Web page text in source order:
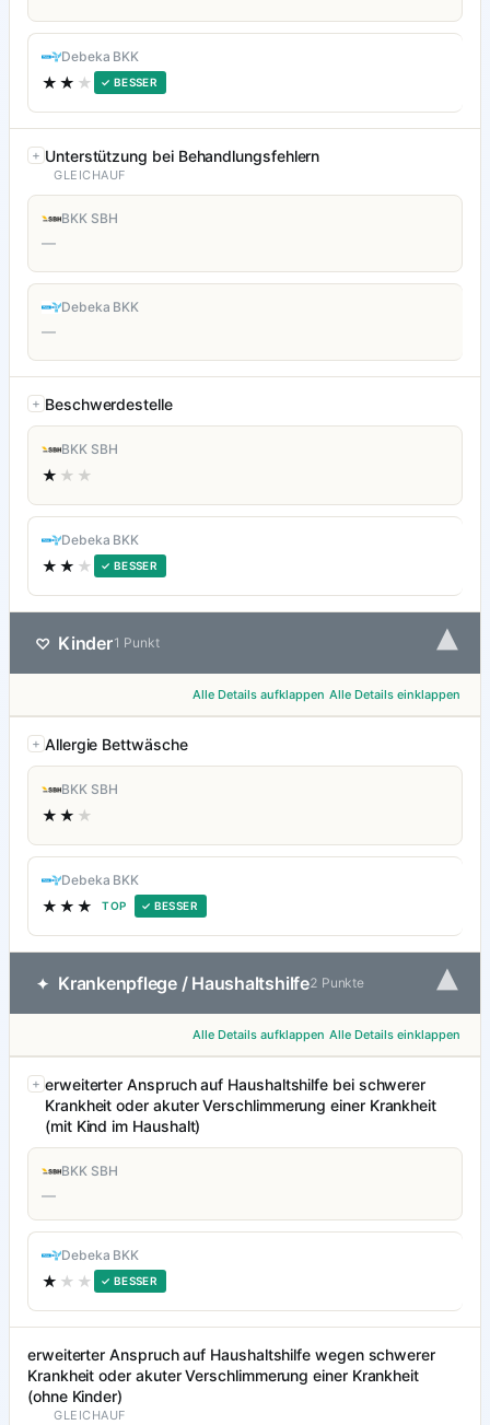
Debeka BKK
★★ ★ ✓ BESSER
Unterstützung bei Behandlungsfehlern
GLEICHAUF
BKK SBH
—
Debeka BKK
—
Beschwerdestelle
BKK SBH
★ ★★
Debeka BKK
★★ ★ ✓ BESSER
♡ Kinder1 Punkt ▾
Alle Details aufklappen Alle Details einklappen
Allergie Bettwäsche
BKK SBH
★★ ★
Debeka BKK
★★★ TOP ✓ BESSER
✦ Krankenpflege / Haushaltshilfe2 Punkte ▾
Alle Details aufklappen Alle Details einklappen
erweiterter Anspruch auf Haushaltshilfe bei schwerer
Krankheit oder akuter Verschlimmerung einer Krankheit
(mit Kind im Haushalt)
BKK SBH
—
Debeka BKK
★ ★★ ✓ BESSER
erweiterter Anspruch auf Haushaltshilfe wegen schwerer
Krankheit oder akuter Verschlimmerung einer Krankheit
(ohne Kinder)
GLEICHAUF